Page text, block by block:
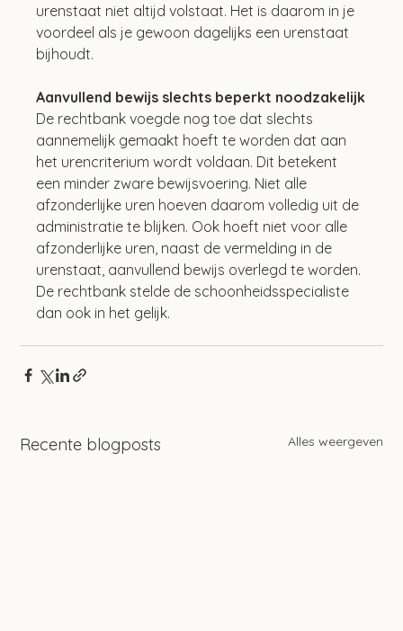
urenstaat niet altijd volstaat. Het is daarom in je
voordeel als je gewoon dagelijks een urenstaat
bijhoudt.
Aanvullend bewijs slechts beperkt noodzakelijk
De rechtbank voegde nog toe dat slechts
aannemelijk gemaakt hoeft te worden dat aan
het urencriterium wordt voldaan. Dit betekent
een minder zware bewijsvoering. Niet alle
afzonderlijke uren hoeven daarom volledig uit de
administratie te blijken. Ook hoeft niet voor alle
afzonderlijke uren, naast de vermelding in de
urenstaat, aanvullend bewijs overlegd te worden.
De rechtbank stelde de schoonheidsspecialiste
dan ook in het gelijk.
Recente blogposts Alles weergeven